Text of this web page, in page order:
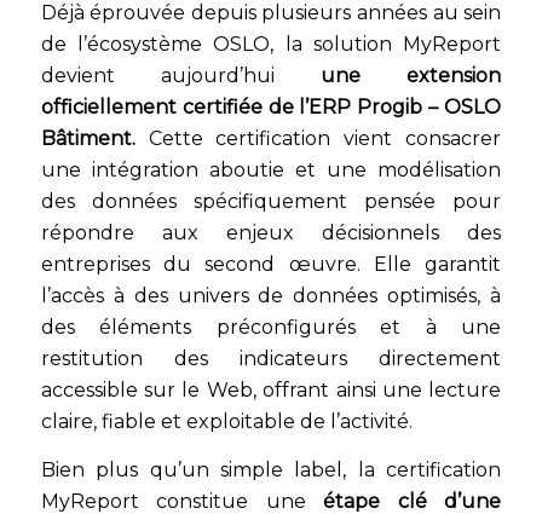
Déjà éprouvée depuis plusieurs années au sein
de l’écosystème OSLO, la solution MyReport
devient aujourd’hui une extension
officiellement certifiée de l’ERP Progib – OSLO
Bâtiment.Cette certification vient consacrer
une intégration aboutie et une modélisation
des données spécifiquement pensée pour
répondre aux enjeux décisionnels des
entreprises du second œuvre. Elle garantit
l’accès à des univers de données optimisés, à
des éléments préconfigurés et à une
restitution des indicateurs directement
accessible sur le Web, offrant ainsi une lecture
claire, fiable et exploitable de l’activité.
Bien plus qu’un simple label, la certification
MyReport constitue une étape clé d’une